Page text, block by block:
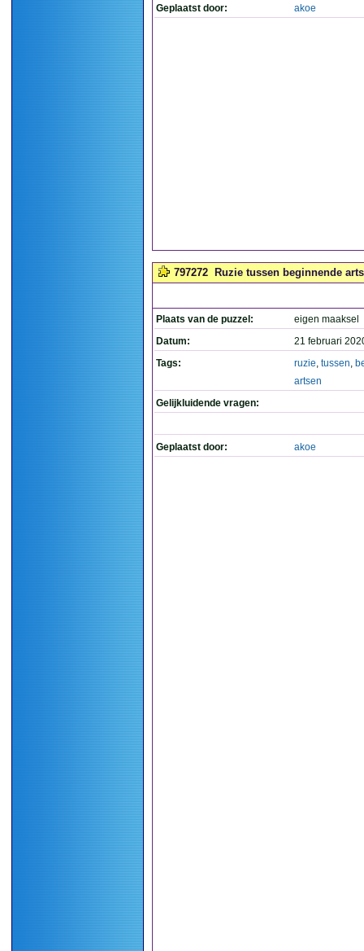
Geplaatst door: akoe
797272 Ruzie tussen beginnende
Plaats van de puzzel:
eigen maaksel
Datum:
21 februari
Tags:
ruzie, tussen,
artsen
Gelijkluidende vragen:
Geplaatst door: akoe